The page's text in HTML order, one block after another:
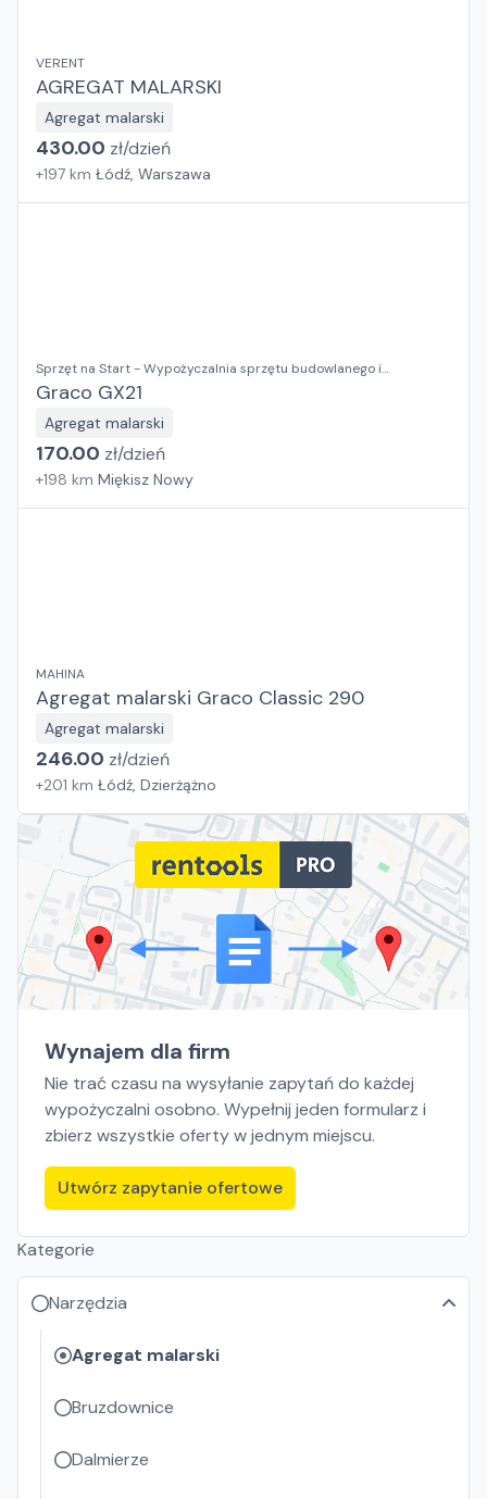
VERENT
AGREGAT MALARSKI
Agregat malarski
430.00 zł/dzień
+197 km Łódź, Warszawa
Sprzęt na Start - Wypożyczalnia sprzętu budowlanego i
ogrodniczego
Graco GX21
Agregat malarski
170.00 zł/dzień
+198 km Miękisz Nowy
MAHINA
Agregat malarski Graco Classic 290
Agregat malarski
246.00 zł/dzień
+201 km Łódź, Dzierżążno
Wynajem dla firm
Nie trać czasu na wysyłanie zapytań do każdej
wypożyczalni osobno. Wypełnij jeden formularz i
zbierz wszystkie oferty w jednym miejscu.
Utwórz zapytanie ofertowe
Kategorie
Narzędzia
Agregat malarski
Bruzdownice
Dalmierze